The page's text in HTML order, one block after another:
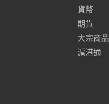
貨幣
期貨
大宗商品
滬港通